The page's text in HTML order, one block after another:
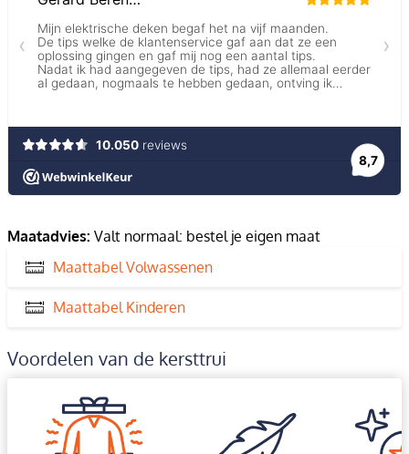
Maatadvies: Valt normaal: bestel je eigen maat
Maattabel Volwassenen
Maattabel Kinderen
Voordelen van de kersttrui